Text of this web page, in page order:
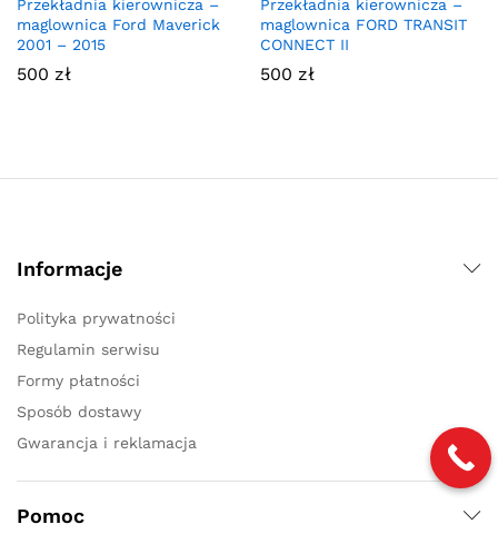
Przekładnia kierownicza –
maglownica Ford Maverick
2001 – 2015
500 zł
Przekładnia kierownicza –
maglownica FORD TRANSIT
CONNECT II
500 zł
Informacje
Polityka prywatności
Regulamin serwisu
Formy płatności
Sposób dostawy
Gwarancja i reklamacja
Pomoc